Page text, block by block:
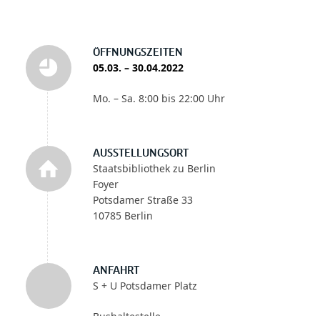
ÖFFNUNGSZEITEN
05.03. – 30.04.2022
Mo. – Sa. 8:00 bis 22:00 Uhr
AUSSTELLUNGSORT
Staatsbibliothek zu Berlin
Foyer
Potsdamer Straße 33
10785 Berlin
ANFAHRT
S + U Potsdamer Platz